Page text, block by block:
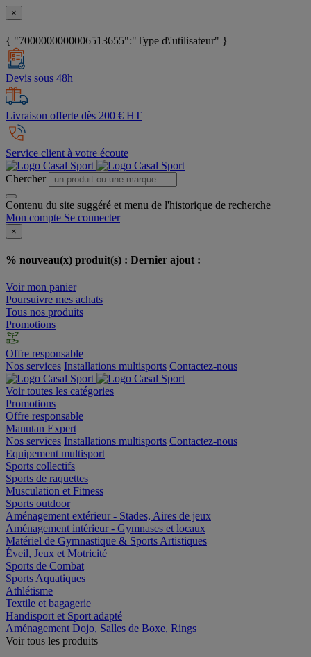
×
{ "7000000000006513655":"Type d\'utilisateur" }
Devis sous 48h
Livraison offerte dès 200 € HT
Service client à votre écoute
Chercher
Contenu du site suggéré et menu de l'historique de recherche
Mon compte Se connecter
×
% nouveau(x) produit(s) : Dernier ajout :
Voir mon panier
Poursuivre mes achats
Tous nos produits
Promotions
Offre responsable
Nos services Installations multisports Contactez-nous
Voir toutes les catégories
Promotions
Offre responsable
Manutan Expert
Nos services Installations multisports Contactez-nous
Equipement multisport
Sports collectifs
Sports de raquettes
Musculation et Fitness
Sports outdoor
Aménagement extérieur - Stades, Aires de jeux
Aménagement intérieur - Gymnases et locaux
Matériel de Gymnastique & Sports Artistiques
Éveil, Jeux et Motricité
Sports de Combat
Sports Aquatiques
Athlétisme
Textile et bagagerie
Handisport et Sport adapté
Aménagement Dojo, Salles de Boxe, Rings
Voir tous les produits